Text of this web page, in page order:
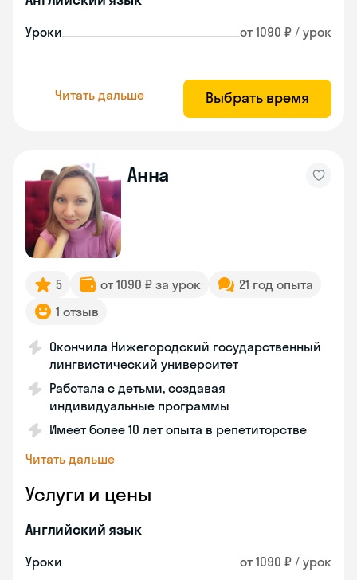
Уроки от 1090 ₽ / урок
Читать дальше Выбрать время
Анна
5 от 1090 ₽ за урок
21 год опыта
1 отзыв
Окончила Нижегородский государственный
лингвистический университет
Работала с детьми, создавая
индивидуальные программы
Имеет более 10 лет опыта в репетиторстве
Читать дальше
Услуги и цены
Английский язык
Уроки от 1090 ₽ / урок